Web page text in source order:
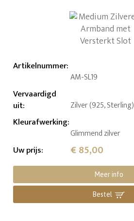
Artikelnummer:
AM-SL19
Vervaardigd
uit: Zilver (925, Sterling)
Kleurafwerking:
Glimmend zilver
Uw prijs: € 85,00
Meer info
Bestel